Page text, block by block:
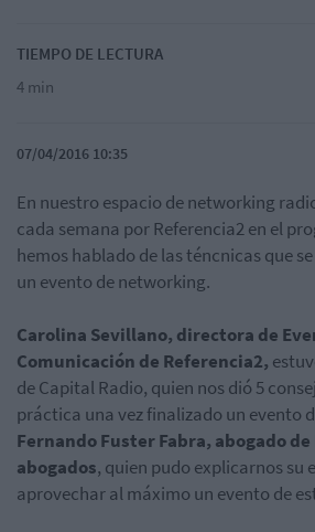
TIEMPO DE LECTURA
4 min
07/04/2016 10:35
En nuestro espacio de networking
cada semana por Referencia2 en el
hemos hablado de las téncnicas que
un evento de networking.
Carolina Sevillano, directora de
Comunicación de Referencia2,
de Capital Radio, quien nos dió 5
práctica una vez finalizado un evento
Fernando Fuster Fabra, abogado
abogados, quien pudo explicarnos su
aprovechar al máximo un evento de